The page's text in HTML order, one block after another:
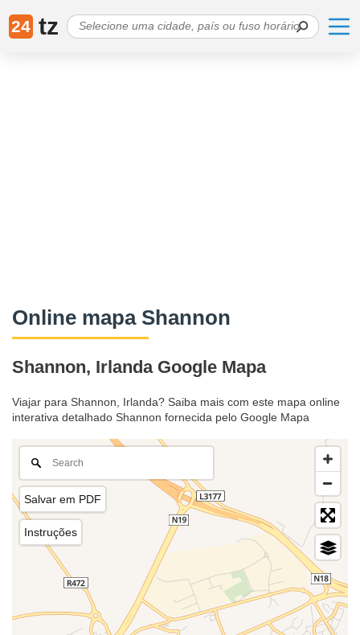
24 tz
Online mapa Shannon
Shannon, Irlanda Google Mapa
Viajar para Shannon, Irlanda? Saiba mais com este mapa online
interativa detalhado Shannon fornecida pelo Google Mapa
Salvar em PDF
Instruções